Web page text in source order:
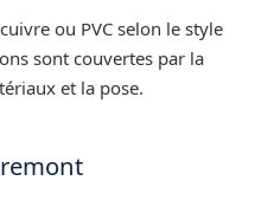
ou PVC selon le style
sont couvertes par la
et la pose.